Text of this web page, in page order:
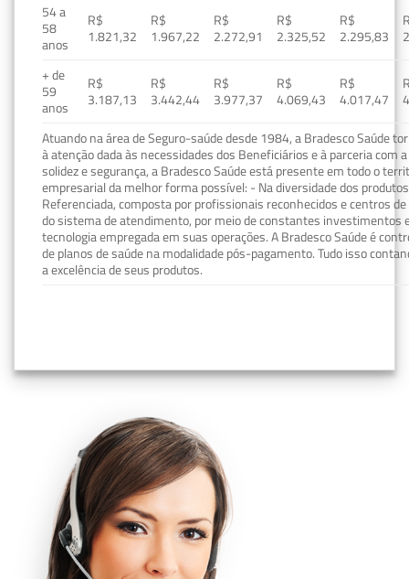
54 a
58
anos
R$
1.821,32
R$
1.967,22
R$
2.272,91
R$
2.325,52
R$
2.295,83
+ de
59
anos
R$
3.187,13
R$
3.442,44
R$
3.977,37
R$
4.069,43
R$
4.017,47
Atuando na área de Seguro-saúde desde 1984, a Bradesco Saúde
à atenção dada às necessidades dos Beneficiários e à parceria com
solidez e segurança, a Bradesco Saúde está presente em todo o
empresarial da melhor forma possível: - Na diversidade dos
Referenciada, composta por profissionais reconhecidos e centros
do sistema de atendimento, por meio de constantes investimentos
tecnologia empregada em suas operações. A Bradesco Saúde é
de planos de saúde na modalidade pós-pagamento. Tudo isso
a excelência de seus produtos.